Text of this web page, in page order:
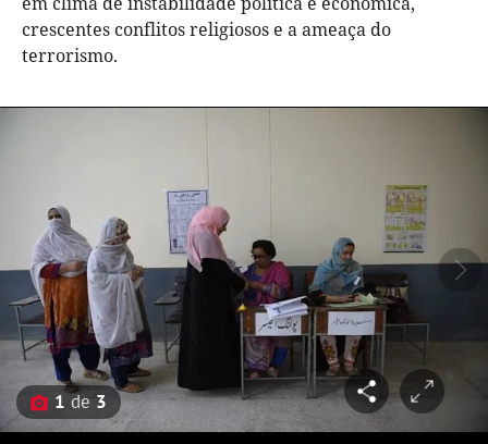
crescentes conflitos religiosos e a ameaça do
terrorismo.
1 de 3